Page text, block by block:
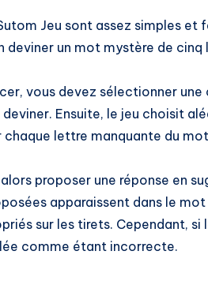
Jeu sont assez simples
deviner un mot mystère de
vous devez sélectionner
deviner. Ensuite, le jeu choisit
chaque lettre manquante du
proposer une réponse en
apparaissent dans le
sur les tirets. Cependant,
comme étant incorrecte.